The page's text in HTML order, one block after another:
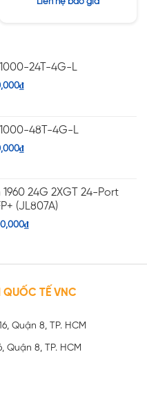
Nvidia RTX 6000 24GB
24T-4G-L
₫
48T-4G-L
₫
24G 2XGT 24-Port
(JL807A)
₫
TẾ VNC
Quận 8, TP. HCM
Quận 8, TP. HCM